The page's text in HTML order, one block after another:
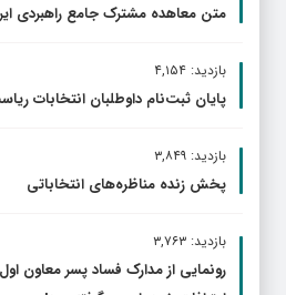
متن معاهده مشترک جامع راهبردی
بازدید: ۴,۱۵۴
پایان ثبت‌نام داوطلبان انتخابات
بازدید: ۳,۸۴۹
پخش زنده مناظره‌های انتخاباتی
بازدید: ۳,۷۶۳
رونمایی از مدارک فساد پسر معاون